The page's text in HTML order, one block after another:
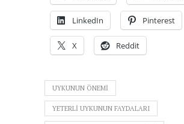
LinkedIn Pinterest
X Reddit
UYKUNUN ÖNEMI
YETERLI UYKUNUN FAYDALARI